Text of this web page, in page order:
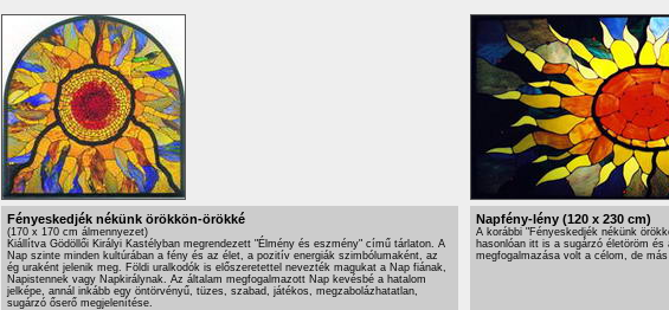
Fényeskedjék nékünk örökkön-örökké
(170 x 170 cm álmennyezet)
Kiállítva Gödöllői Királyi Kastélyban megrendezett "Élmény és eszmény" című tárlaton. A
Nap szinte minden kultúrában a fény és az élet, a pozitív energiák szimbólumaként, az
ég uraként jelenik meg. Földi uralkodók is előszeretettel nevezték magukat a Nap fiának,
Napistennek vagy Napkirálynak. Az általam megfogalmazott Nap kevésbé a hatalom
jelképe, annál inkább egy öntörvényű, tüzes, szabad, játékos, megzabolázhatatlan,
sugárzó őserő megjelenítése.
Napfény-lény (120 x 230 cm)
A korábbi "Fényeskedjék nékünk
hasonlóan itt is a sugárzó életöröm és
megfogalmazása volt a célom, de más